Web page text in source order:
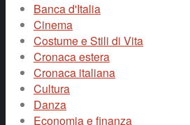
Banca d'Italia
Cinema
Costume e Stili di Vita
Cronaca estera
Cronaca italiana
Cultura
Danza
Economia e finanza